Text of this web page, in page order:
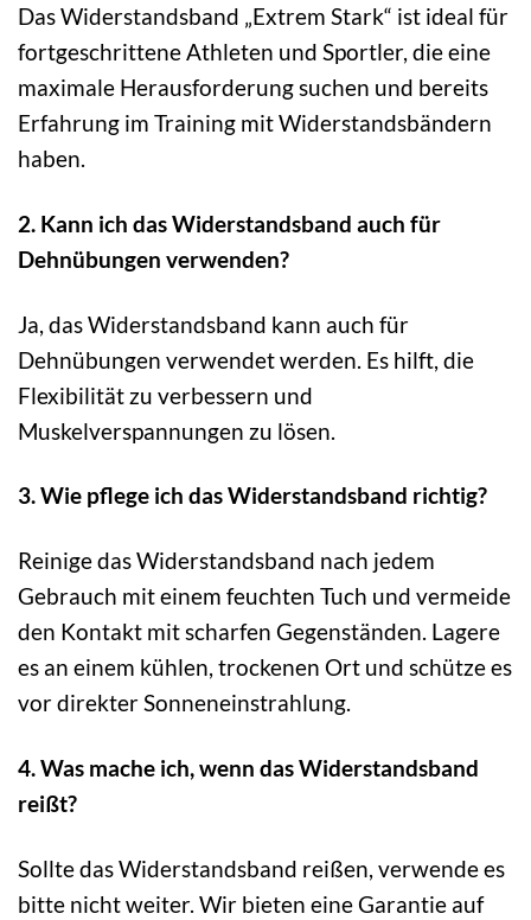
Das Widerstandsband „Extrem Stark“ ist ideal für
fortgeschrittene Athleten und Sportler, die eine
maximale Herausforderung suchen und bereits
Erfahrung im Training mit Widerstandsbändern
haben.
2. Kann ich das Widerstandsband auch für
Dehnübungen verwenden?
Ja, das Widerstandsband kann auch für
Dehnübungen verwendet werden. Es hilft, die
Flexibilität zu verbessern und
Muskelverspannungen zu lösen.
3. Wie pflege ich das Widerstandsband richtig?
Reinige das Widerstandsband nach jedem
Gebrauch mit einem feuchten Tuch und vermeide
den Kontakt mit scharfen Gegenständen. Lagere
es an einem kühlen, trockenen Ort und schütze es
vor direkter Sonneneinstrahlung.
4. Was mache ich, wenn das Widerstandsband
reißt?
Sollte das Widerstandsband reißen, verwende es
bitte nicht weiter. Wir bieten eine Garantie auf